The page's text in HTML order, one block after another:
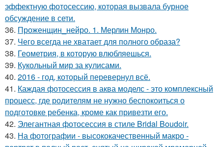
эффектную фотосессию, которая вызвала бурное
обсуждение в сети.
36. Проженщин_нейро. 1. Мерлин Монро.
37. Чего всегда не хватает для полного образа?
38. Геометрия, в которую влюбляешься.
39. Кукольный мир за кулисами.
40. 2016 - год, который перевернул всё.
41. Каждая фотосессия в аква моделс - это комплексный
процесс, где родителям не нужно беспокоиться о
подготовке ребенка, кроме как привезти его.
42. Элегантная фотосессия в стиле Bridal Boudoir.
43. На фотографии - высококачественный макро -